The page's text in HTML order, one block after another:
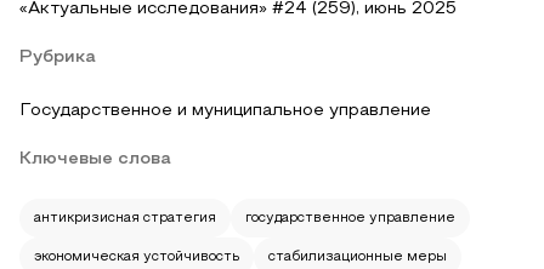
«Актуальные исследования» #24 (259), июнь 2025
Рубрика
Государственное и муниципальное управление
Ключевые слова
антикризисная стратегия государственное управление
экономическая устойчивость стабилизационные меры